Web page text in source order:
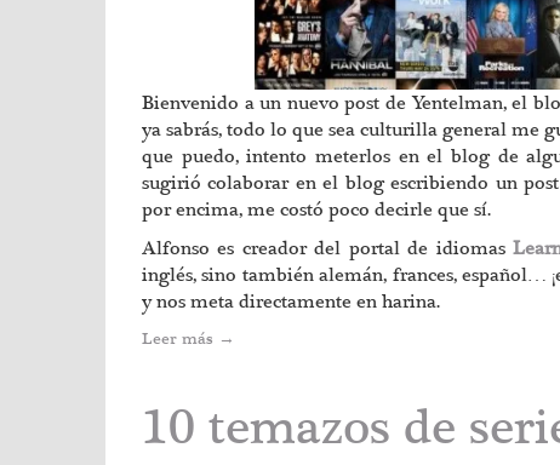
Bienvenido a un nuevo post de Yentelman, el
ya sabrás, todo lo que sea culturilla general me
que puedo, intento meterlos en el blog de
sugirió colaborar en el blog escribiendo un
por encima, me costó poco decirle que sí.
Alfonso es creador del portal de idiomas
inglés, sino también alemán, frances, español…
y nos meta directamente en harina.
Leer más →
10 temazos de